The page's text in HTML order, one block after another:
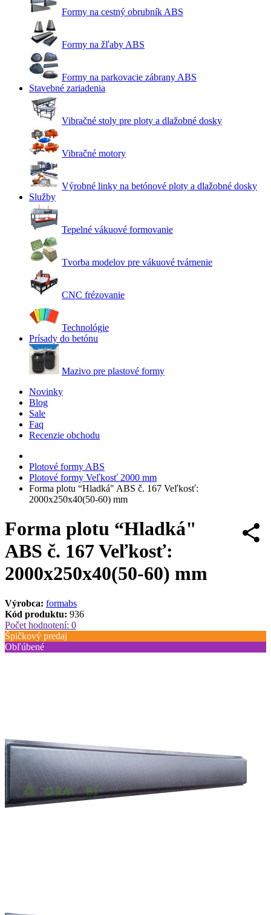
Formy na cestný obrubník ABS
Formy na žľaby ABS
Formy na parkovacie zábrany ABS
Stavebné zariadenia
Vibračné stoly pre ploty a dlažobné dosky
Vibračné motory
Výrobné linky na betónové ploty a dlažobné dosky
Služby
Tepelné vákuové formovanie
Tvorba modelov pre vákuové tvárnenie
CNC frézovanie
Technológie
Prísady do betónu
Mazivo pre plastové formy
Novinky
Blog
Sale
Faq
Recenzie obchodu
Plotové formy ABS
Plotové formy Veľkosť 2000 mm
Forma plotu “Hladká" ABS č. 167 Veľkosť:
2000х250х40(50-60) mm
Forma plotu “Hladká"
ABS č. 167 Veľkosť:
2000х250х40(50-60) mm
Výrobca: formabs
Kód produktu: 936
Počet hodnotení: 0
Špičkový predaj
Obľúbené